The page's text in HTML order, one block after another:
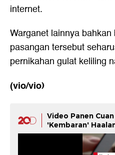
internet.
Warganet lainnya
pasangan tersebut
pernikahan gulat keliling
(vio/vio)
Video Panen
'Kembaran'